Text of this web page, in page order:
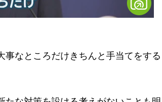
事なところだけきちんと手当てをする